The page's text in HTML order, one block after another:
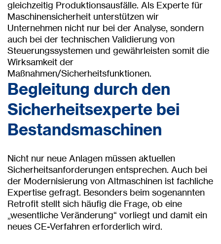
gleichzeitig Produktionsausfälle. Als Experte für
Maschinensicherheit unterstützen wir
Unternehmen nicht nur bei der Analyse, sondern
auch bei der technischen Validierung von
Steuerungssystemen und gewährleisten somit die
Wirksamkeit der
Maßnahmen/Sicherheitsfunktionen.
Begleitung durch den
Sicherheitsexperte bei
Bestandsmaschinen
Nicht nur neue Anlagen müssen aktuellen
Sicherheitsanforderungen entsprechen. Auch bei
der Modernisierung von Altmaschinen ist fachliche
Expertise gefragt. Besonders beim sogenannten
Retrofit stellt sich häufig die Frage, ob eine
„wesentliche Veränderung“ vorliegt und damit ein
neues CE-Verfahren erforderlich wird.